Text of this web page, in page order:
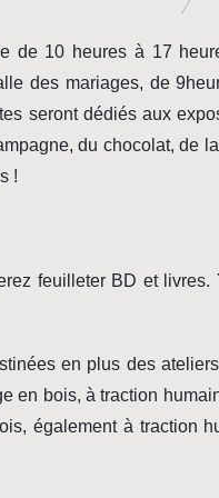
de 10 heures à 17
des mariages, de
seront dédiés aux
du chocolat, de
!
feuilleter BD et livres.
en plus des
en bois, à traction
également à traction